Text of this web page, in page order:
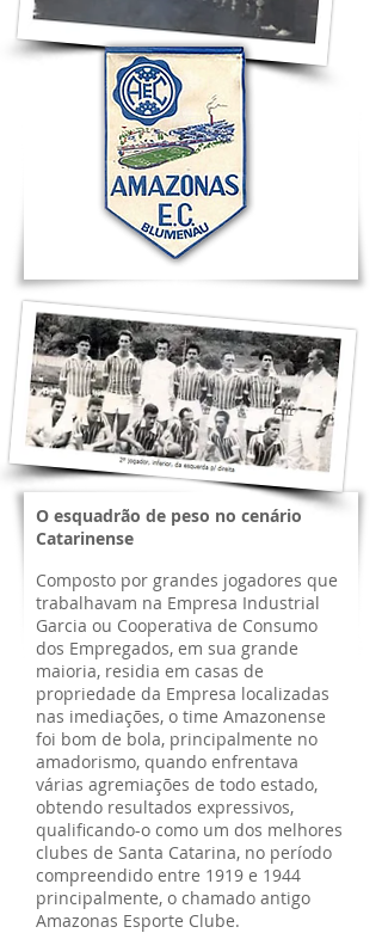
O esquadrão de peso no cenário
Catarinense
Composto por grandes jogadores que
trabalhavam na Empresa Industrial
Garcia ou Cooperativa de Consumo
dos Empregados, em sua grande
maioria, residia em casas de
propriedade da Empresa localizadas
nas imediações, o time Amazonense
foi bom de bola, principalmente no
amadorismo, quando enfrentava
várias agremiações de todo estado,
obtendo resultados expressivos,
qualificando-o como um dos melhores
clubes de Santa Catarina, no período
compreendido entre 1919 e 1944
principalmente, o chamado antigo
Amazonas Esporte Clube.